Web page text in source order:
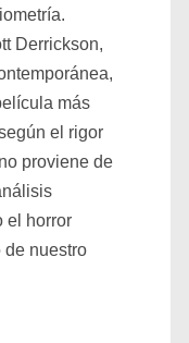
Derrickson,
más
el rigor
proviene de
el horror
de nuestro